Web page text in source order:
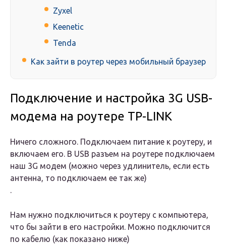
Zyxel
Keenetic
Tenda
Как зайти в роутер через мобильный браузер
Подключение и настройка 3G USB-
модема на роутере TP-LINK
Ничего сложного. Подключаем питание к роутеру, и
включаем его. В USB разъем на роутере подключаем
наш 3G модем (можно через удлинитель, если есть
антенна, то подключаем ее так же)
.
Нам нужно подключиться к роутеру с компьютера,
что бы зайти в его настройки. Можно подключится
по кабелю (как показано ниже)